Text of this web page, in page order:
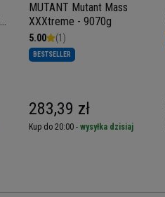
MUTANT Mutant Mass
XXXtreme - 9070g
5.00 (1)
BESTSELLER
283,39 zł
Kup do 20:00 - wysyłka dzisiaj